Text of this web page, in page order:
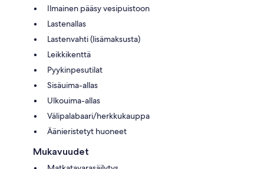
Ilmainen pääsy vesipuistoon
Lastenallas
Lastenvahti (lisämaksusta)
Leikkikenttä
Pyykinpesutilat
Sisäuima-allas
Ulkouima-allas
Välipalabaari/herkkukauppa
Äänieristetyt huoneet
Mukavuudet